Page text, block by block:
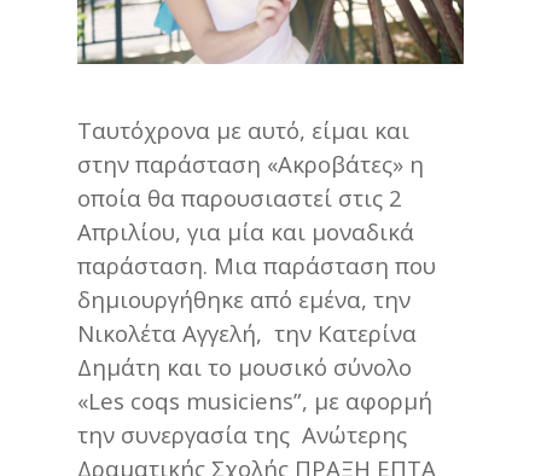
Ταυτόχρονα με αυτό, είμαι και
στην παράσταση «Ακροβάτες» η
οποία θα παρουσιαστεί στις 2
Απριλίου, για μία και μοναδικά
παράσταση. Μια παράσταση που
δημιουργήθηκε από εμένα, την
Νικολέτα Αγγελή, την Κατερίνα
Δημάτη και το μουσικό σύνολο
«Les coqs musiciens”, με αφορμή
την συνεργασία της Ανώτερης
Δραματικής Σχολής ΠΡΑΞΗ ΕΠΤΑ